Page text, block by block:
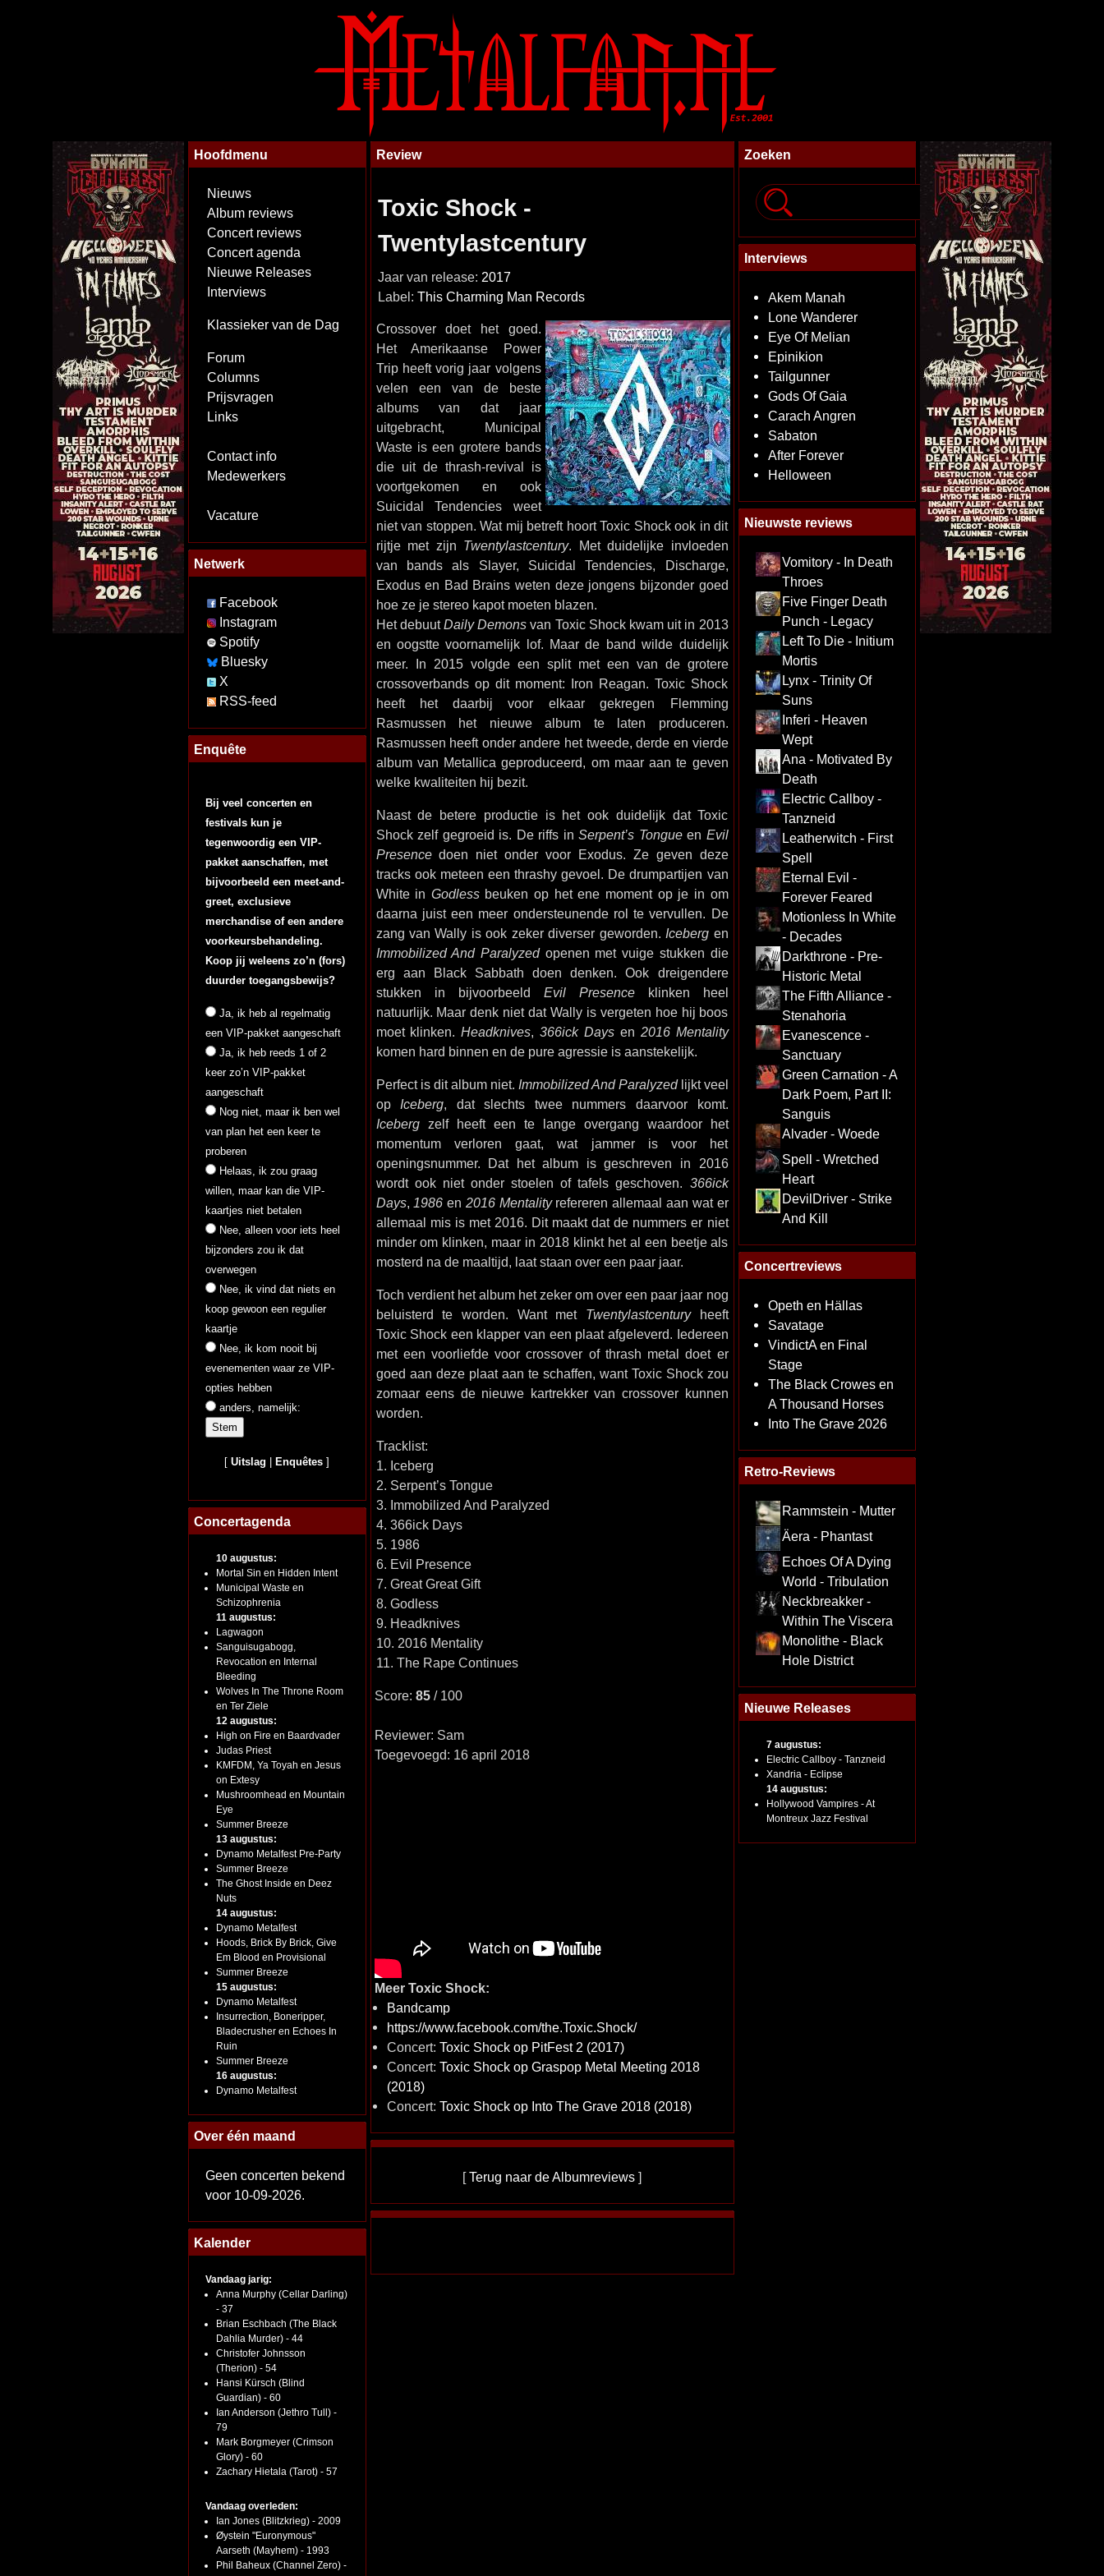
Hoofdmenu
Nieuws
Album reviews
Concert reviews
Concert agenda
Nieuwe Releases
Interviews
Klassieker van de Dag
Forum
Columns
Prijsvragen
Links
Contact info
Medewerkers
Vacature
Netwerk
Facebook
Instagram
Spotify
Bluesky
X
RSS-feed
Enquête
Bij veel concerten en
festivals kun je
tegenwoordig een VIP-
pakket aanschaffen, met
bijvoorbeeld een meet-and-
greet, exclusieve
merchandise of een andere
voorkeursbehandeling.
Koop jij weleens zo’n (fors)
duurder toegangsbewijs?
Ja, ik heb al regelmatig
een VIP-pakket aangeschaft
Ja, ik heb reeds 1 of 2
keer zo’n VIP-pakket
aangeschaft
Nog niet, maar ik ben wel
van plan het een keer te
proberen
Helaas, ik zou graag
willen, maar kan die VIP-
kaartjes niet betalen
Nee, alleen voor iets heel
bijzonders zou ik dat
overwegen
Nee, ik vind dat niets en
koop gewoon een regulier
kaartje
Nee, ik kom nooit bij
evenementen waar ze VIP-
opties hebben
anders, namelijk:
[Uitslag Enquêtes ]
Concertagenda
10 augustus:
Mortal Sin en Hidden Intent
Municipal Waste en
Schizophrenia
11 augustus:
Lagwagon
Sanguisugabogg,
Revocation en Internal
Bleeding
Wolves In The Throne Room
en Ter Ziele
12 augustus:
High on Fire en Baardvader
Judas Priest
KMFDM, Ya Toyah en Jesus
on Extesy
Mushroomhead en Mountain
Eye
Summer Breeze
13 augustus:
Dynamo Metalfest Pre-Party
Summer Breeze
The Ghost Inside en Deez
Nuts
14 augustus:
Dynamo Metalfest
Hoods, Brick By Brick, Give
Em Blood en Provisional
Summer Breeze
15 augustus:
Dynamo Metalfest
Insurrection, Boneripper,
Bladecrusher en Echoes In
Ruin
Summer Breeze
16 augustus:
Dynamo Metalfest
Over één maand
Geen concerten bekend
voor 10-09-2026.
Kalender
Vandaag jarig:
Anna Murphy (Cellar Darling)
- 37
Brian Eschbach (The Black
Dahlia Murder) - 44
Christofer Johnsson
(Therion) - 54
Hansi Kürsch (Blind
Guardian) - 60
Ian Anderson (Jethro Tull) -
79
Mark Borgmeyer (Crimson
Glory) - 60
Zachary Hietala (Tarot) - 57
Vandaag overleden:
Ian Jones (Blitzkrieg) - 2009
Øystein "Euronymous"
Aarseth (Mayhem) - 1993
Phil Baheux (Channel Zero) -
Review
Toxic Shock -
Twentylastcentury
Jaar van release: 2017
Label: This Charming Man Records
Crossover doet het goed.
Het Amerikaanse Power
Trip heeft vorig jaar volgens
velen een van de beste
albums van dat jaar
uitgebracht, Municipal
Waste is een grotere bands
die uit de thrash-revival is
voortgekomen en ook
Suicidal Tendencies weet
niet van stoppen. Wat mij betreft hoort Toxic Shock ook in dit
rijtje met zijn Twentylastcentury. Met duidelijke invloeden
van bands als Slayer, Suicidal Tendencies, Discharge,
Exodus en Bad Brains weten deze jongens bijzonder goed
hoe ze je stereo kapot moeten blazen.
Het debuutDaily Demons van Toxic Shock kwam uit in 2013
en oogstte voornamelijk lof. Maar de band wilde duidelijk
meer. In 2015 volgde een split met een van de grotere
crossoverbands op dit moment: Iron Reagan. Toxic Shock
heeft het daarbij voor elkaar gekregen Flemming
Rasmussen het nieuwe album te laten produceren.
Rasmussen heeft onder andere het tweede, derde en vierde
album van Metallica geproduceerd, om maar aan te geven
welke kwaliteiten hij bezit.
Naast de betere productie is het ook duidelijk dat Toxic
Shock zelf gegroeid is. De riffs in Serpent’s Tongueen Evil
Presencedoen niet onder voor Exodus. Ze geven deze
tracks ook meteen een thrashy gevoel. De drumpartijen van
White in Godlessbeuken op het ene moment op je in om
daarna juist een meer ondersteunende rol te vervullen. De
zang van Wally is ook zeker diverser geworden. Iceberg en
Immobilized And Paralyzedopenen met vuige stukken die
erg aan Black Sabbath doen denken. Ook dreigendere
stukken in bijvoorbeeld Evil Presenceklinken heel
natuurlijk. Maar denk niet dat Wally is vergeten hoe hij boos
moet klinken.Headknives,366ick Daysen 2016 Mentality
komen hard binnen en de pure agressie is aanstekelijk.
Perfect is dit album niet. Immobilized And Paralyzedlijkt veel
op Iceberg, dat slechts twee nummers daarvoor komt.
Icebergzelf heeft een te lange overgang waardoor het
momentum verloren gaat, wat jammer is voor het
openingsnummer. Dat het album is geschreven in 2016
wordt ook niet onder stoelen of tafels geschoven. 366ick
Days, 1986 en 2016 Mentalityrefereren allemaal aan wat er
allemaal mis is met 2016. Dit maakt dat de nummers er niet
minder om klinken, maar in 2018 klinkt het al een beetje als
mosterd na de maaltijd, laat staan over een paar jaar.
Toch verdient het album het zeker om over een paar jaar nog
beluisterd te worden. Want met Twentylastcenturyheeft
Toxic Shock een klapper van een plaat afgeleverd. Iedereen
met een voorliefde voor crossover of thrash metal doet er
goed aan deze plaat aan te schaffen, want Toxic Shock zou
zomaar eens de nieuwe kartrekker van crossover kunnen
worden.
Tracklist:
1. Iceberg
2. Serpent’s Tongue
3. Immobilized And Paralyzed
4. 366ick Days
5. 1986
6. Evil Presence
7. Great Great Gift
8. Godless
9. Headknives
10. 2016 Mentality
11. The Rape Continues
Score: 85/ 100
Reviewer: Sam
Toegevoegd: 16 april 2018
Meer Toxic Shock:
Bandcamp
https://www.facebook.com/the.Toxic.Shock/
Concert: Toxic Shock op PitFest 2 (2017)
Concert: Toxic Shock op Graspop Metal Meeting 2018
(2018)
Concert: Toxic Shock op Into The Grave 2018 (2018)
[Terug naar de Albumreviews ]
Zoeken
Interviews
Akem Manah
Lone Wanderer
Eye Of Melian
Epinikion
Tailgunner
Gods Of Gaia
Carach Angren
Sabaton
After Forever
Helloween
Nieuwste reviews
Vomitory - In Death
Throes
Five Finger Death
Punch - Legacy
Left To Die - Initium
Mortis
Lynx - Trinity Of
Suns
Inferi - Heaven
Wept
Ana - Motivated By
Death
Electric Callboy -
Tanzneid
Leatherwitch - First
Spell
Eternal Evil -
Forever Feared
Motionless In White
- Decades
Darkthrone - Pre-
Historic Metal
The Fifth Alliance -
Stenahoria
Evanescence -
Sanctuary
Green Carnation - A
Dark Poem, Part II:
Sanguis
Alvader - Woede
Spell - Wretched
Heart
DevilDriver - Strike
And Kill
Concertreviews
Opeth en Hällas
Savatage
VindictA en Final
Stage
The Black Crowes en
A Thousand Horses
Into The Grave 2026
Retro-Reviews
Rammstein - Mutter
Äera - Phantast
Echoes Of A Dying
World - Tribulation
Neckbreakker -
Within The Viscera
Monolithe - Black
Hole District
Nieuwe Releases
7 augustus:
Electric Callboy - Tanzneid
Xandria - Eclipse
14 augustus:
Hollywood Vampires - At
Montreux Jazz Festival